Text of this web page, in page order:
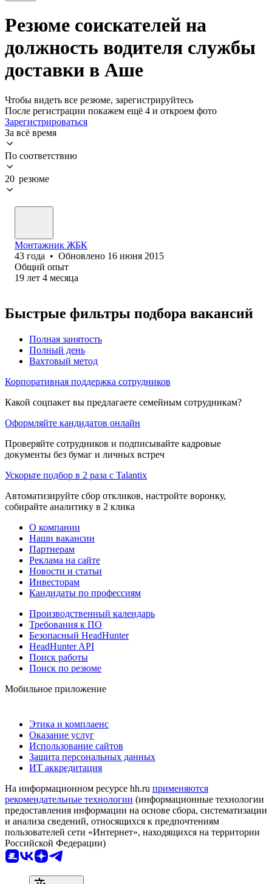
Резюме соискателей на
должность водителя службы
доставки в Аше
Чтобы видеть все резюме, зарегистрируйтесь
После регистрации покажем ещё 4 и откроем фото
Зарегистрироваться
За всё время
По соответствию
20 резюме
Монтажник ЖБК
43 года • Обновлено 16 июня 2015
Общий опыт
19 лет 4 месяца
Быстрые фильтры подбора вакансий
Полная занятость
Полный день
Вахтовый метод
Корпоративная поддержка сотрудников
Какой соцпакет вы предлагаете семейным сотрудникам?
Оформляйте кандидатов онлайн
Проверяйте сотрудников и подписывайте кадровые
документы без бумаг и личных встреч
Ускорьте подбор в 2 раза с Talantix
Автоматизируйте сбор откликов, настройте воронку,
собирайте аналитику в 2 клика
О компании
Наши вакансии
Партнерам
Реклама на сайте
Новости и статьи
Инвесторам
Кандидаты по профессиям
Производственный календарь
Требования к ПО
Безопасный HeadHunter
HeadHunter API
Поиск работы
Поиск по резюме
Мобильное приложение
Этика и комплаенс
Оказание услуг
Использование сайтов
Защита персональных данных
ИТ аккредитация
На информационном ресурсе hh.ru применяются
рекомендательные технологии (информационные технологии
предоставления информации на основе сбора, систематизации
и анализа сведений, относящихся к предпочтениям
пользователей сети «Интернет», находящихся на территории
Российской Федерации)